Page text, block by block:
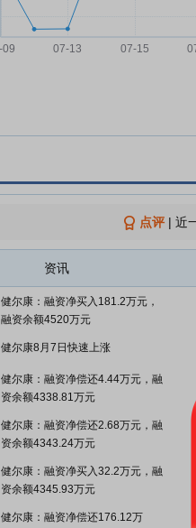
点评| 近
资讯
健尔康：融资净买入181.2万元，
融资余额4520万元
健尔康8月7日快速上涨
健尔康：融资净偿还4.44万元，融
资余额4338.81万元
健尔康：融资净偿还2.68万元，融
资余额4343.24万元
健尔康：融资净买入32.2万元，融
资余额4345.93万元
健尔康：融资净偿还176.12万